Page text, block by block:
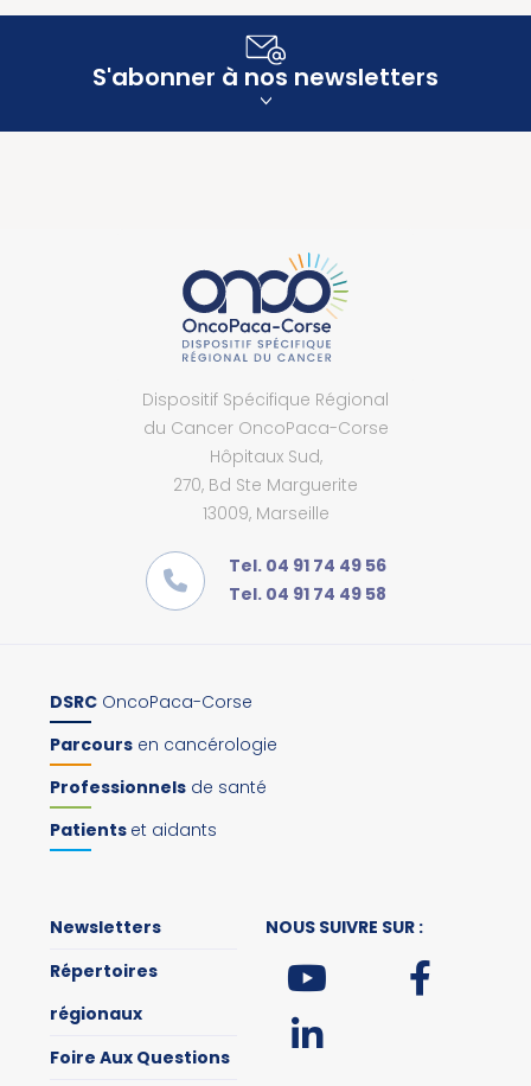
S'abonner à nos newsletters
Dispositif Spécifique Régional
du Cancer OncoPaca-Corse
Hôpitaux Sud,
270, Bd Ste Marguerite
13009, Marseille
Tel. 04 91 74 49 56
Tel. 04 91 74 49 58
DSRC OncoPaca-Corse
Parcours en cancérologie
Professionnels de santé
Patients et aidants
Newsletters
Répertoires
régionaux
Foire Aux Questions
NOUS SUIVRE SUR :